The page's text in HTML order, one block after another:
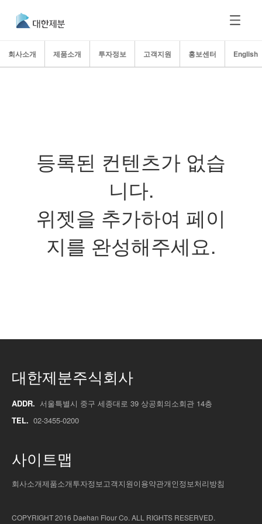
회사소개 제품소개 투자정보 고객지원 홍보센터 English
등록된 컨텐츠가 없습
니다.
위젯을 추가하여 페이
지를 완성해주세요.
대한제분주식회사
ADDR. 서울특별시 중구 세종대로 39 상공회의소회관 14층
TEL. 02-3455-0200
사이트맵
회사소개제품소개투자정보고객지원이용약관개인정보처리방침
COPYRIGHT 2016 Daehan Flour Co. ALL RIGHTS RESERVED.